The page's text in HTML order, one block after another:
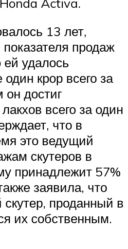
13 лет,
продаж
ей удалось
крор всего за
он достиг
всего за один
что в
это ведущий
скутеров в
принадлежит 57%
заявила, что
проданный в
их собственным.